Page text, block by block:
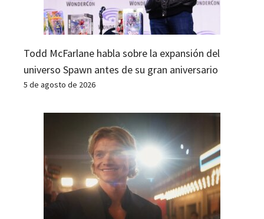
Todd McFarlane habla sobre la expansión del
universo Spawn antes de su gran aniversario
5 de agosto de 2026